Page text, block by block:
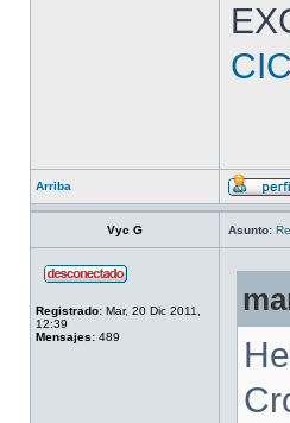
Arriba
Vyc G Asunto:
Registrado: Mar, 20 Dic 2011,
12:39
Mensajes: 489